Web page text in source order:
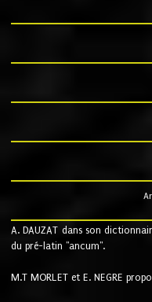
A. DAUZAT dans son
du pré-latin "ancum".
M.T MORLET et E. NEGRE